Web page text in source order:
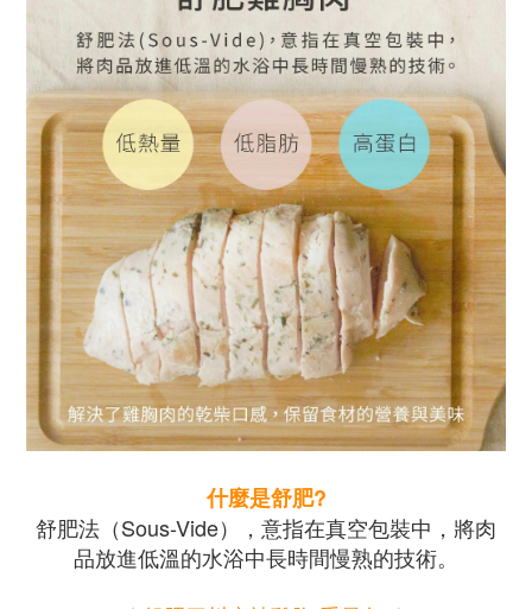
什麼是舒肥?
舒肥法（Sous-Vide），意指在真空包裝中，將肉
品放進低溫的水浴中長時間慢熟的技術。